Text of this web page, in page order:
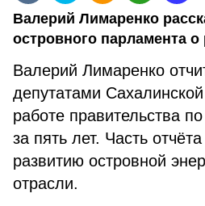
Валерий Лимаренко
островного парламента о
Валерий Лимаренко
депутатами
работе правительства
за пять лет. Часть
развитию островной
отрасли.